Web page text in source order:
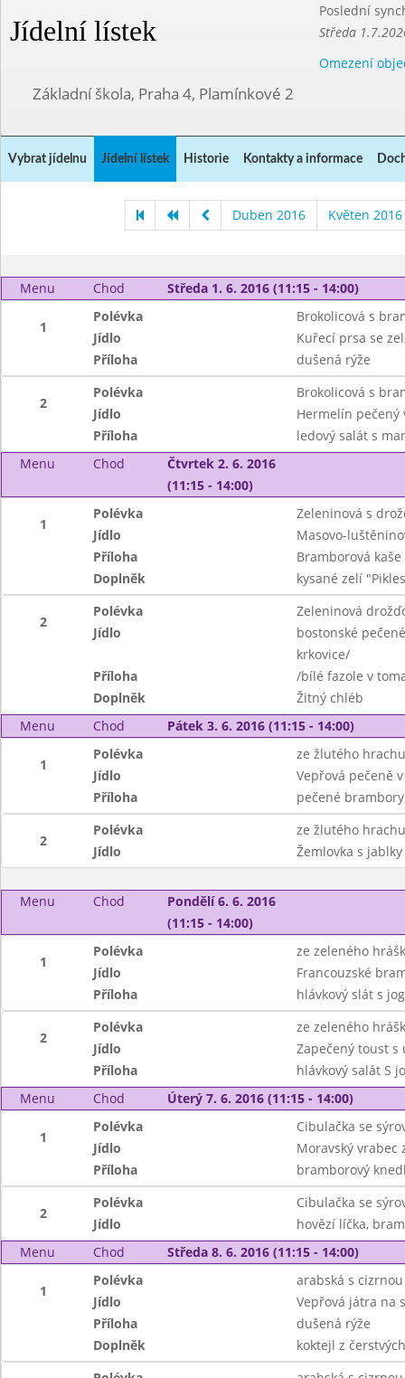
Jídelní lístek
Poslední
Středa
Omezení
Základní škola, Praha 4, Plamínkové 2
Vybrat jídelnu Jídelní lístek Historie Kontakty a informace
Duben 2016 Květen 2016
Menu Chod Středa 1. 6. 2016 (11:15 - 14:00)
1
Polévka
Brokolicová s
Jídlo
Kuřecí prsa se
Příloha
dušená rýže
2
Polévka
Brokolicová s
Jídlo
Hermelín
Příloha
ledový salát s
Menu
Chod
Čtvrtek 2. 6. 2016
(11:15 - 14:00)
1
Polévka
Zeleninová s
Jídlo
Masovo-
Příloha
Bramborová kaše
Doplněk
kysané zelí
2
Polévka
Zeleninová
Jídlo
bostonské
krkovice/
Příloha
/bílé fazole v
Doplněk
Žitný chléb
Menu
Chod Pátek 3. 6. 2016 (11:15 - 14:00)
1
Polévka
ze žlutého
Jídlo
Vepřová pečeně
Příloha
pečené
2
Polévka
ze žlutého
Jídlo
Žemlovka s
Menu Chod
Pondělí 6. 6. 2016
(11:15 - 14:00)
1
Polévka
ze zeleného
Jídlo
Francouzské
Příloha
hlávkový slát s
2
Polévka
ze zeleného
Jídlo
Zapečený toust s
Příloha
hlávkový salát S
Menu
Chod Úterý 7. 6. 2016 (11:15 - 14:00)
1
Polévka
Cibulačka se
Jídlo
Moravský vrabec
Příloha
bramborový
2
Polévka
Cibulačka se
Jídlo
hovězí líčka,
Menu
Chod Středa 8. 6. 2016 (11:15 - 14:00)
1
Polévka
arabská s cizrnou
Jídlo
Vepřová játra na
Příloha
dušená rýže
Doplněk
koktejl z